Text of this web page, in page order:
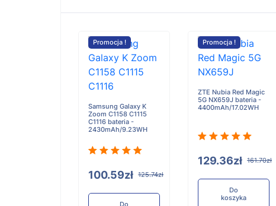
Promocja !
Samsung Galaxy K
Zoom C1158 C1115
C1116 bateria -
2430mAh/9.23WH
100.59zł 125.74zł
Do
Promocja !
ZTE Nubia Red Magic
5G NX659J bateria -
4400mAh/17.02WH
129.36zł 161.70zł
Do
koszyka